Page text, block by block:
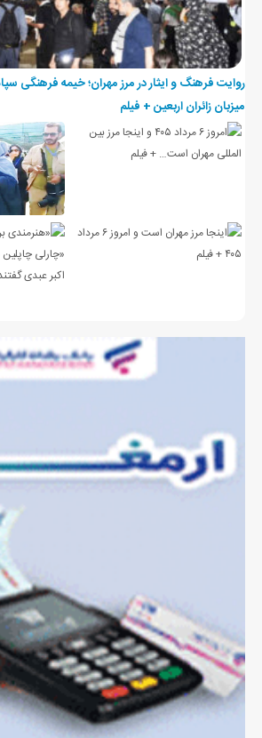
روایت فرهنگ و ایثار در مرز مهران؛ خیمه فرهنگی
میزبان زائران اربعین + فیلم